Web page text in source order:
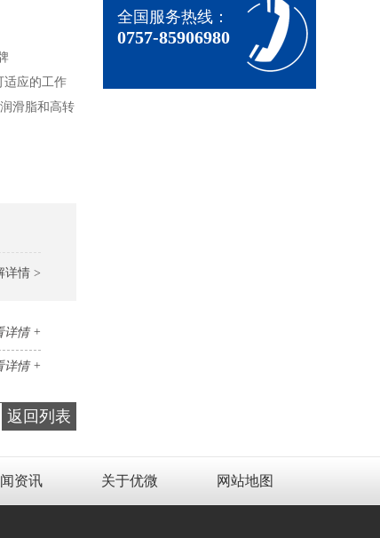
适应的工作
滑脂和高转
详情 >
详情 +
详情 +
返回列表
全国服务热线：
0757-85906980
资讯 关于优微 网站地图